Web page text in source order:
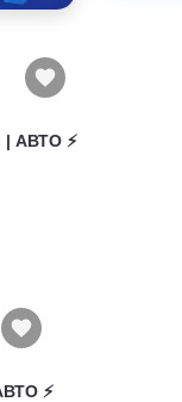
АВТО ⚡
⚡